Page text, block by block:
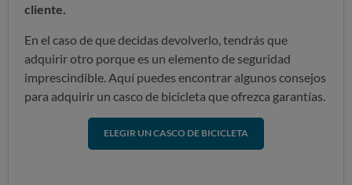
cliente.
En el caso de que decidas devolverlo, tendrás que
adquirir otro porque es un elemento de seguridad
imprescindible. Aquí puedes encontrar algunos consejos
para adquirir un casco de bicicleta que ofrezca garantías.
ELEGIR UN CASCO DE BICICLETA